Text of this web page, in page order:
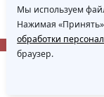
сайт создан
Мы используем
Нажимая
обработки
браузер.